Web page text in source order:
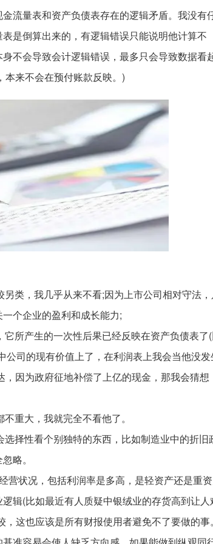
流量表和资产负债表存在的逻辑矛盾。我没有
是倒算出来的，有逻辑错误只能说明他计算不
不会导致会计逻辑错误，最多只会导致数据看
来不会在预付账款反映。)
类，我几乎从来不看;因为上市公司相对守法
个企业的盈利和成长能力;
所产生的一次性后果已经反映在资产负债表了
司的现有价值上了，在利润表上我会当他没发
因为政府征地补偿了上亿的现金，那我会猜想
重大，我就完全不看他了。
择性看个别独特的东西，比如制造业中的折旧
略。
营状况，包括利润率是多高，是轻资产还是重
辑(比如最近有人质疑中银绒业的存货高到让人
这也应该是所有财报使用者避免不了要做的事